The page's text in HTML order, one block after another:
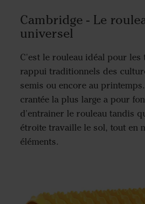
Cambridge - Le
universel
C'est le rouleau idéal pour les
rappui traditionnels des
semis ou encore au
crantée la plus large a pour
d'entrainer le rouleau tandis
étroite travaille le sol, tout en
éléments.